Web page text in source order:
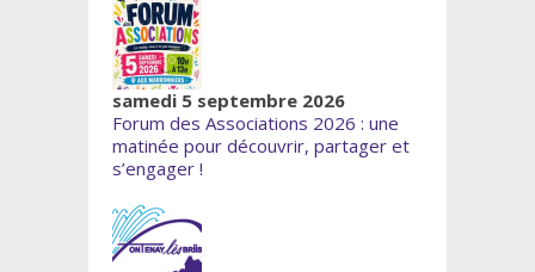
samedi 5 septembre 2026
Forum des Associations 2026 : une
matinée pour découvrir, partager et
s’engager !